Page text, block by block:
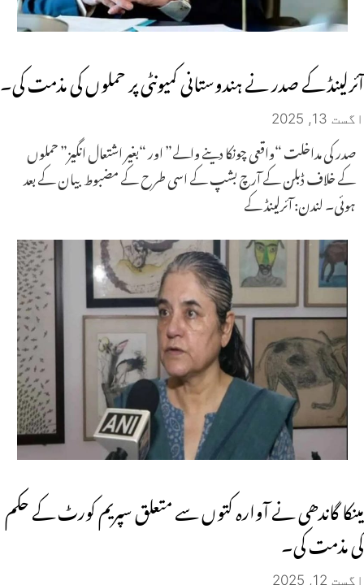
آئرلینڈ کے صدر نے ہندوستانی کمیونٹی پر حملوں کی مذمت کی۔
اگست 13, 2025
صدر کی مداخلت “واقعی چونکا دینے والے” اور “بغیر اشتعال انگیز” حملوں
کے خلاف ڈبلن کے آرچ بشپ کے اسی طرح کے مضبوط بیان کے بعد
ہوئی۔ لندن: آئرلینڈ کے
مینکا گاندھی نے آوارہ کتوں سے متعلق سپریم کورٹ کے حکم
کی مذمت کی۔
اگست 12, 2025